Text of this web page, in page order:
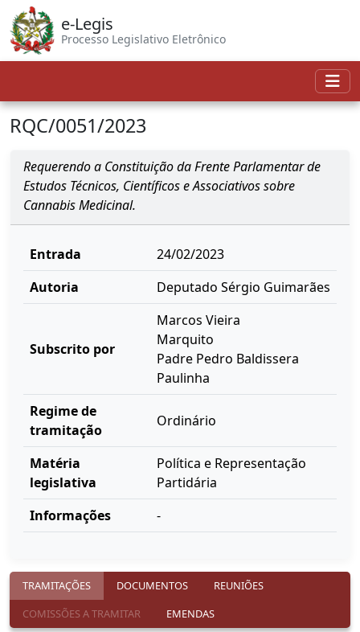
e-Legis
Processo Legislativo Eletrônico
RQC/0051/2023
Requerendo a Constituição da Frente Parlamentar de
Estudos Técnicos, Científicos e Associativos sobre
Cannabis Medicinal.
Entrada
24/02/2023
Autoria
Deputado Sérgio Guimarães
Subscrito por
Marcos Vieira
Marquito
Padre Pedro Baldissera
Paulinha
Regime de
tramitação
Ordinário
Matéria
legislativa
Política e Representação
Partidária
Informações
-
TRAMITAÇÕES DOCUMENTOS
REUNIÕES
COMISSÕES A TRAMITAR
EMENDAS